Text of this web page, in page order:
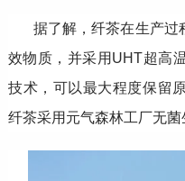
据了解，纤茶在生产过
效物质，并采用UHT超高
技术，可以最大程度保留
纤茶采用元气森林工厂无菌